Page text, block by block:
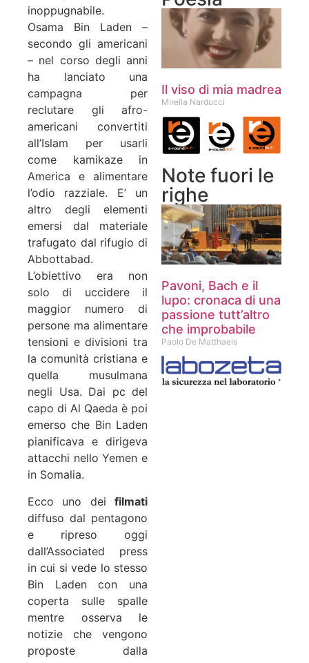
inoppugnabile.
Osama Bin Laden –
secondo gli americani
– nel corso degli anni
ha lanciato una
campagna per
reclutare gli afro-
americani convertiti
all’Islam per usarli
come kamikaze in
America e alimentare
l’odio razziale. E’ un
altro degli elementi
emersi dal materiale
trafugato dal rifugio di
Abbottabad.
L’obiettivo era non
solo di uccidere il
maggior numero di
persone ma alimentare
tensioni e divisioni tra
la comunità cristiana e
quella musulmana
negli Usa. Dai pc del
capo di Al Qaeda è poi
emerso che Bin Laden
pianificava e dirigeva
attacchi nello Yemen e
in Somalia.
Ecco uno dei filmati
diffuso dal pentagono
e ripreso oggi
dall’Associated press
in cui si vede lo stesso
Bin Laden con una
coperta sulle spalle
mentre osserva le
notizie che vengono
proposte dalla
Il viso di mia madrea
Mirella Narducci
Note fuori le
righe
Pavoni, Bach e il
lupo: cronaca di una
passione tutt’altro
che improbabile
Paolo De Matthaeis